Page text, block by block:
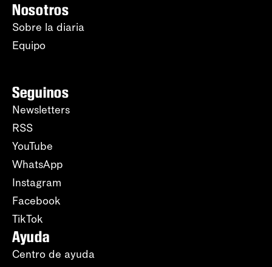
Nosotros
Sobre la diaria
Equipo
Seguinos
Newsletters
RSS
YouTube
WhatsApp
Instagram
Facebook
TikTok
Ayuda
Centro de ayuda